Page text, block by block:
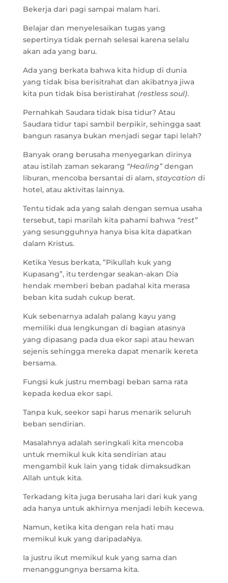
Bekerja dari pagi sampai malam hari.
Belajar dan menyelesaikan tugas yang
sepertinya tidak pernah selesai karena selalu
akan ada yang baru.
Ada yang berkata bahwa kita hidup di dunia
yang tidak bisa berisitrahat dan akibatnya jiwa
kita pun tidak bisa beristirahat (restless soul).
Pernahkah Saudara tidak bisa tidur? Atau
Saudara tidur tapi sambil berpikir, sehingga saat
bangun rasanya bukan menjadi segar tapi lelah?
Banyak orang berusaha menyegarkan dirinya
atau istilah zaman sekarang “Healing”dengan
liburan, mencoba bersantai di alam, staycation di
hotel, atau aktivitas lainnya.
Tentu tidak ada yang salah dengan semua usaha
tersebut, tapi marilah kita pahami bahwa “rest”
yang sesungguhnya hanya bisa kita dapatkan
dalam Kristus.
Ketika Yesus berkata, ”Pikullah kuk yang
Kupasang”, itu terdengar seakan-akan Dia
hendak memberi beban padahal kita merasa
beban kita sudah cukup berat.
Kuk sebenarnya adalah palang kayu yang
memiliki dua lengkungan di bagian atasnya
yang dipasang pada dua ekor sapi atau hewan
sejenis sehingga mereka dapat menarik kereta
bersama.
Fungsi kuk justru membagi beban sama rata
kepada kedua ekor sapi.
Tanpa kuk, seekor sapi harus menarik seluruh
beban sendirian.
Masalahnya adalah seringkali kita mencoba
untuk memikul kuk kita sendirian atau
mengambil kuk lain yang tidak dimaksudkan
Allah untuk kita.
Terkadang kita juga berusaha lari dari kuk yang
ada hanya untuk akhirnya menjadi lebih kecewa.
Namun, ketika kita dengan rela hati mau
memikul kuk yang daripadaNya.
Ia justru ikut memikul kuk yang sama dan
menanggungnya bersama kita.